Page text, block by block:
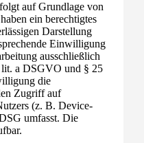
auf Grundlage von
ein berechtigtes
Darstellung
Einwilligung
ausschließlich
a DSGVO und § 25
die
Zugriff auf
(z. B. Device-
umfasst. Die